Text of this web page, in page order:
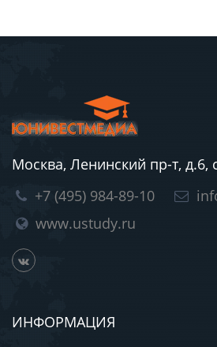
Москва, Ленинский пр-т, д.6,
+7 (495) 984-89-10
www.ustudy.ru
ИНФОРМАЦИЯ